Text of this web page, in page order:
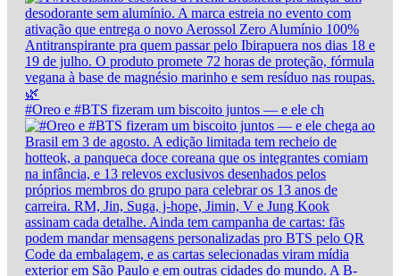
#Oreo e #BTS fizeram um biscoito juntos — e ele ch